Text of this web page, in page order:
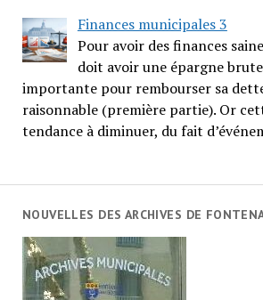
Finances municipales 3
Pour avoir des finances
doit avoir une épargne
importante pour rembourser sa
raisonnable (première partie). Or
tendance à diminuer, du fait
NOUVELLES DES ARCHIVES DE